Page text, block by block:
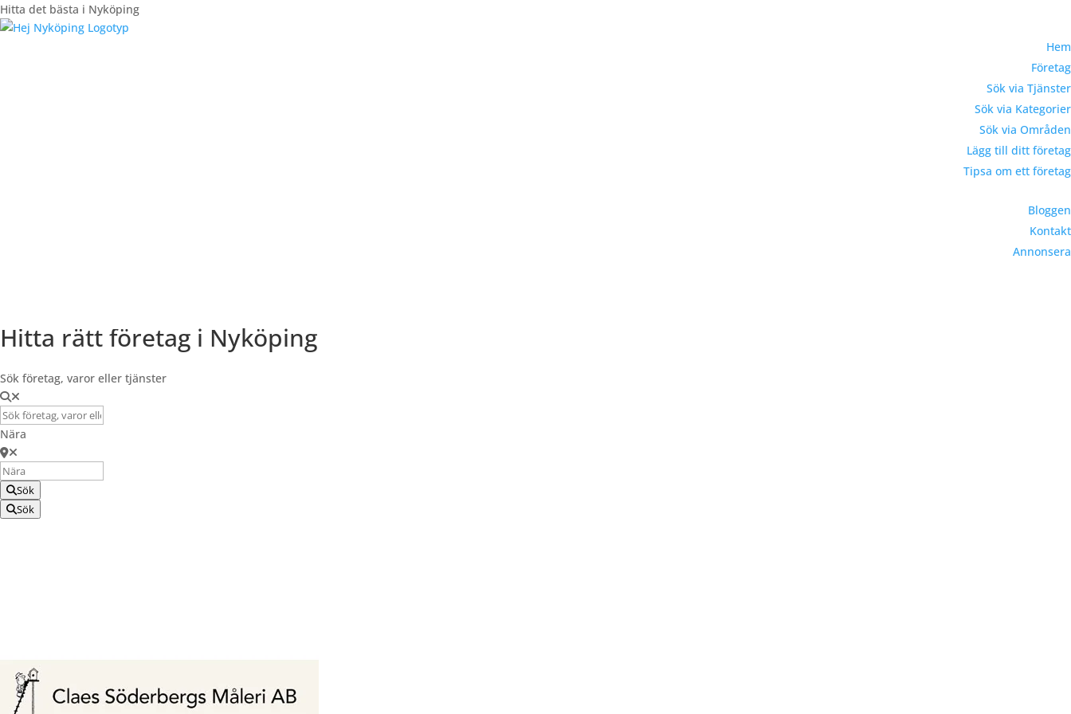
Hitta det bästa i Nyköping
Hem
Företag
Sök via Tjänster
Sök via Kategorier
Sök via Områden
Lägg till ditt företag
Tipsa om ett företag
Bloggen
Kontakt
Annonsera
Hitta rätt företag i Nyköping
Sök företag, varor eller tjänster
Nära
Sök
Sök